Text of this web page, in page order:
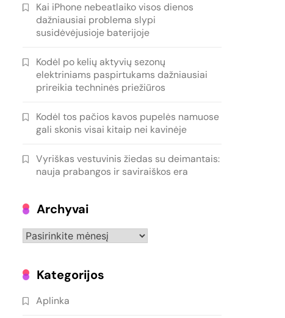
Kai iPhone nebeatlaiko visos dienos
dažniausiai problema slypi
susidėvėjusioje baterijoje
Kodėl po kelių aktyvių sezonų
elektriniams paspirtukams dažniausiai
prireikia techninės priežiūros
Kodėl tos pačios kavos pupelės namuose
gali skonis visai kitaip nei kavinėje
Vyriškas vestuvinis žiedas su deimantais:
nauja prabangos ir saviraiškos era
Archyvai
Archyvai
Kategorijos
Aplinka